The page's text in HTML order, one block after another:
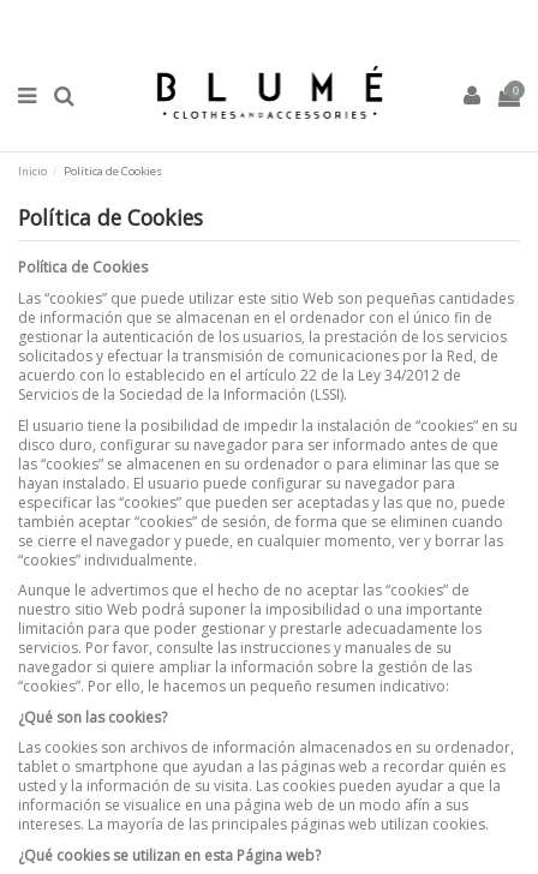
0
Inicio Política de Cookies
Política de Cookies
Política de Cookies
Las “cookies” que puede utilizar este sitio Web son pequeñas cantidades
de información que se almacenan en el ordenador con el único fin de
gestionar la autenticación de los usuarios, la prestación de los servicios
solicitados y efectuar la transmisión de comunicaciones por la Red, de
acuerdo con lo establecido en el artículo 22 de la Ley 34/2012 de
Servicios de la Sociedad de la Información (LSSI).
El usuario tiene la posibilidad de impedir la instalación de “cookies” en su
disco duro, configurar su navegador para ser informado antes de que
las “cookies” se almacenen en su ordenador o para eliminar las que se
hayan instalado. El usuario puede configurar su navegador para
especificar las “cookies” que pueden ser aceptadas y las que no, puede
también aceptar “cookies” de sesión, de forma que se eliminen cuando
se cierre el navegador y puede, en cualquier momento, ver y borrar las
“cookies” individualmente.
Aunque le advertimos que el hecho de no aceptar las “cookies” de
nuestro sitio Web podrá suponer la imposibilidad o una importante
limitación para que poder gestionar y prestarle adecuadamente los
servicios. Por favor, consulte las instrucciones y manuales de su
navegador si quiere ampliar la información sobre la gestión de las
“cookies”. Por ello, le hacemos un pequeño resumen indicativo:
¿Qué son las cookies?
Las cookies son archivos de información almacenados en su ordenador,
tablet o smartphone que ayudan a las páginas web a recordar quién es
usted y la información de su visita. Las cookies pueden ayudar a que la
información se visualice en una página web de un modo afín a sus
intereses. La mayoría de las principales páginas web utilizan cookies.
¿Qué cookies se utilizan en esta Página web?